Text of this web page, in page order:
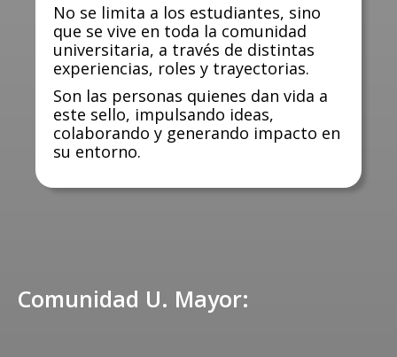
No se limita a los estudiantes, sino
que se vive en toda la comunidad
universitaria, a través de distintas
experiencias, roles y trayectorias.
Son las personas quienes dan vida a
este sello, impulsando ideas,
colaborando y generando impacto en
su entorno.
Comunidad U. Mayor: